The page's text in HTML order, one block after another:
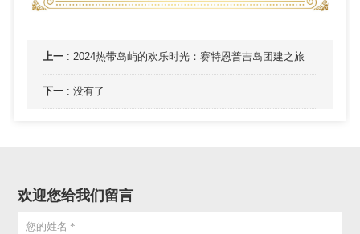
上一: 2024热带岛屿的欢乐时光：赛特恩普吉岛团建之旅
下一: 没有了
欢迎您给我们留言